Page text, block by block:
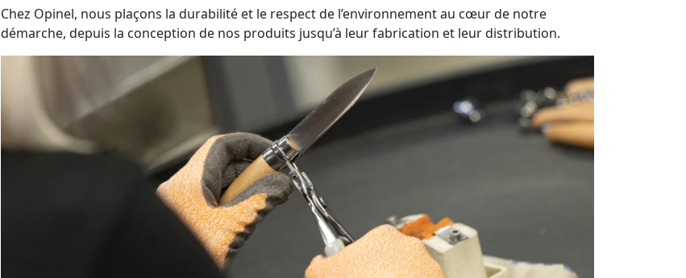
Chez Opinel, nous plaçons la durabilité et le respect de l’environnement au cœur de notre
démarche, depuis la conception de nos produits jusqu’à leur fabrication et leur distribution.